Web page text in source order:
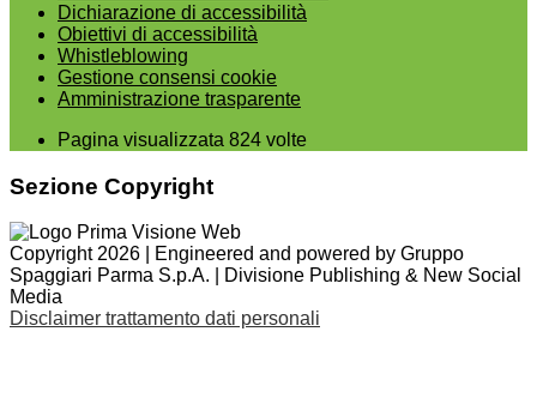
Dichiarazione di accessibilità
Obiettivi di accessibilità
Whistleblowing
Gestione consensi cookie
Amministrazione trasparente
Pagina visualizzata 824 volte
Sezione Copyright
Copyright 2026 | Engineered and powered by Gruppo
Spaggiari Parma S.p.A. | Divisione Publishing & New Social
Media
Disclaimer trattamento dati personali